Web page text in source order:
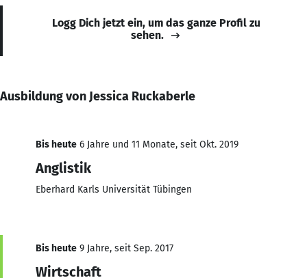
Logg Dich jetzt ein, um das ganze Profil zu
sehen.
Ausbildung von Jessica Ruckaberle
Bis heute 6 Jahre und 11 Monate, seit Okt. 2019
Anglistik
Eberhard Karls Universität Tübingen
Bis heute 9 Jahre, seit Sep. 2017
Wirtschaft